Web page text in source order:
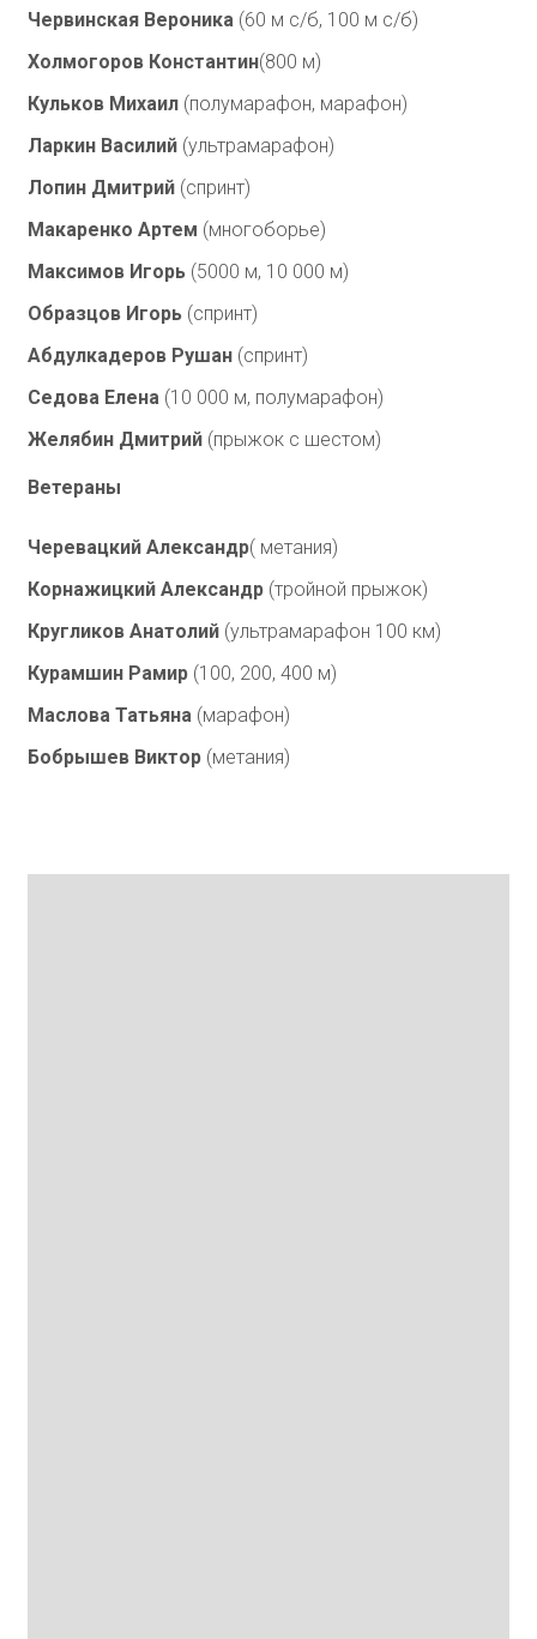
Червинская Вероника (60 м с/б, 100 м с/б)
Холмогоров Константин(800 м)
Кульков Михаил(полумарафон, марафон)
Ларкин Василий(ультрамарафон)
Лопин Дмитрий(спринт)
Макаренко Артем (многоборье)
Максимов Игорь (5000 м, 10 000 м)
Образцов Игорь(спринт)
Абдулкадеров Рушан(спринт)
Седова Елена (10 000 м, полумарафон)
Желябин Дмитрий (прыжок с шестом)
Ветераны
Черевацкий Александр( метания)
Корнажицкий Александр(тройной прыжок)
Кругликов Анатолий(ультрамарафон 100 км)
Курамшин Рамир(100, 200, 400 м)
Маслова Татьяна (марафон)
Бобрышев Виктор (метания)